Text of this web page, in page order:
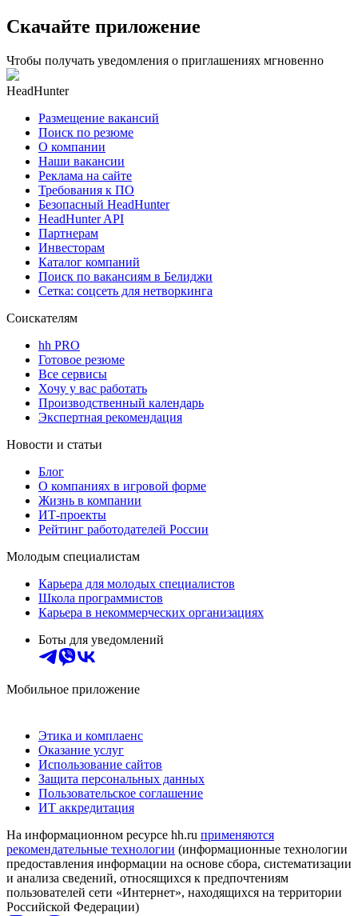
Скачайте приложение
Чтобы получать уведомления о приглашениях мгновенно
HeadHunter
Размещение вакансий
Поиск по резюме
О компании
Наши вакансии
Реклама на сайте
Требования к ПО
Безопасный HeadHunter
HeadHunter API
Партнерам
Инвесторам
Каталог компаний
Поиск по вакансиям в Белиджи
Сетка: соцсеть для нетворкинга
Соискателям
hh PRO
Готовое резюме
Все сервисы
Хочу у вас работать
Производственный календарь
Экспертная рекомендация
Новости и статьи
Блог
О компаниях в игровой форме
Жизнь в компании
ИТ-проекты
Рейтинг работодателей России
Молодым специалистам
Карьера для молодых специалистов
Школа программистов
Карьера в некоммерческих организациях
Боты для уведомлений
Мобильное приложение
Этика и комплаенс
Оказание услуг
Использование сайтов
Защита персональных данных
Пользовательское соглашение
ИТ аккредитация
На информационном ресурсе hh.ru применяются
рекомендательные технологии (информационные технологии
предоставления информации на основе сбора, систематизации
и анализа сведений, относящихся к предпочтениям
пользователей сети «Интернет», находящихся на территории
Российской Федерации)